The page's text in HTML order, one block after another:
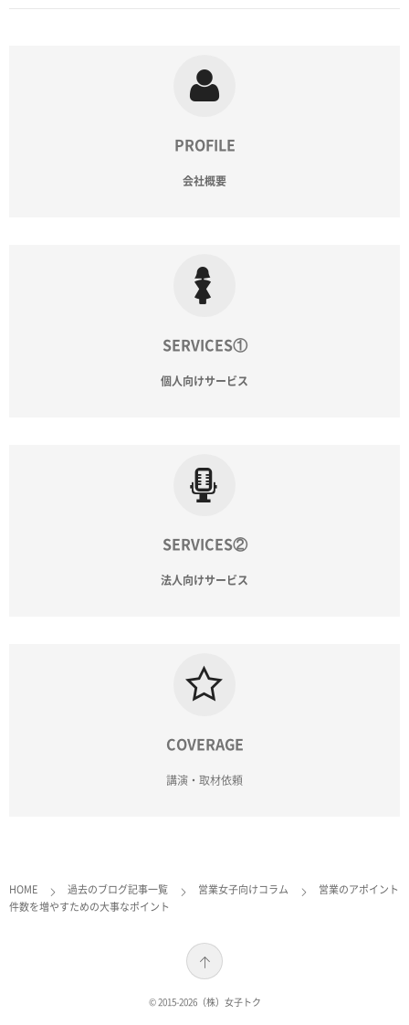
PROFILE
会社概要
SERVICES①
個人向けサービス
SERVICES②
法人向けサービス
COVERAGE
講演・取材依頼
HOME 過去のブログ記事一覧 営業女子向けコラム
営業のアポイント
件数を増やすための大事なポイント
© 2015-2026（株）女子トク